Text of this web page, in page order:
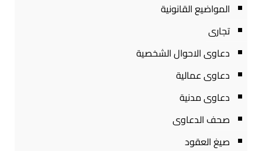
المواضيع القانونية
تجارى
دعاوى الاحوال الشخصية
دعاوى عمالية
دعاوى مدنية
صحف الدعاوى
صيغ العقود